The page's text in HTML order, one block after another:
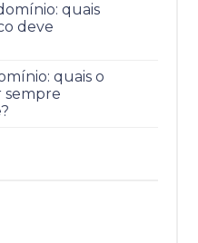
quais
deve
quais o
sempre